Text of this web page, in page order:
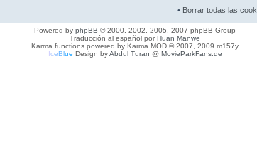
• Borrar todas las
Powered by phpBB © 2000, 2002, 2005, 2007 phpBB Group
Traducción al español porHuan Manwë
Karma functions powered by Karma MOD © 2007, 2009 m157y
IceBlue Design byAbdul Turan @ MovieParkFans.de